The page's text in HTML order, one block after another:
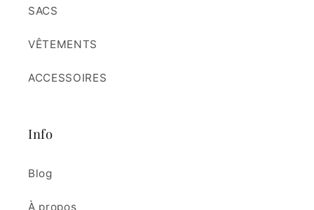
SACS
VÊTEMENTS
ACCESSOIRES
Info
Blog
À propos